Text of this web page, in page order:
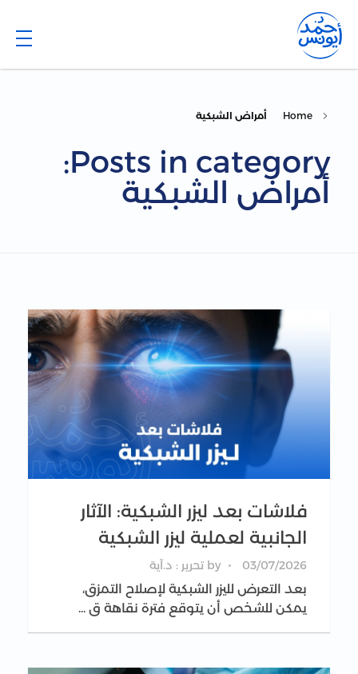
Dr. Ahmed Younis
Blog
Home أمراض الشبكية
Posts in category:
أمراض الشبكية
فلاشات بعد ليزر الشبكية: الآثار
الجانبية لعملية ليزر الشبكية
03/07/2026
by تحرير : د.آية
بعد التعرض لليزر الشبكية لإصلاح التمزق،
يمكن للشخص أن يتوقع فترة نقاهة ق ...